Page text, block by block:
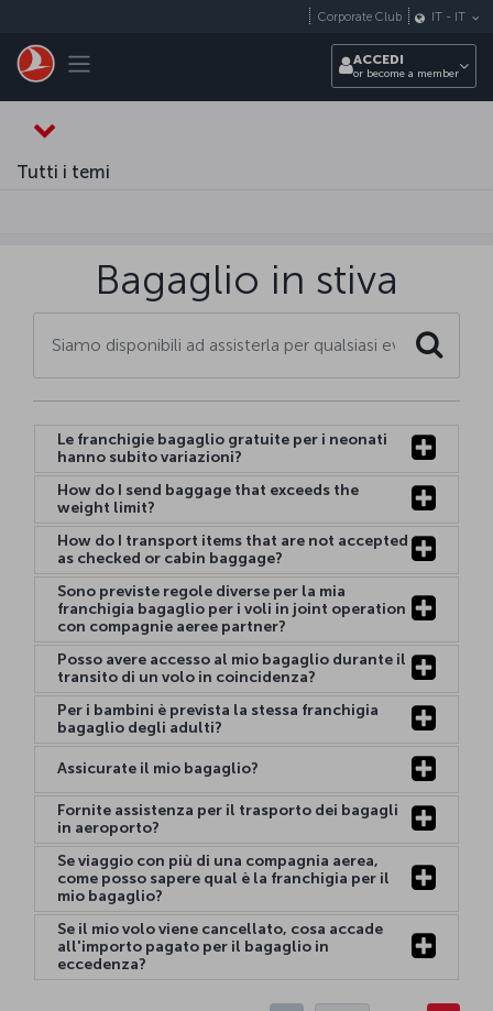
Toggle navigation
Corporate Club IT - IT
ACCEDI
or become a member
Tutti i temi
Bagaglio in stiva
Search
Le franchigie bagaglio gratuite per i neonati
hanno subito variazioni?
How do I send baggage that exceeds the
weight limit?
How do I transport items that are not accepted
as checked or cabin baggage?
Sono previste regole diverse per la mia
franchigia bagaglio per i voli in joint operation
con compagnie aeree partner?
Posso avere accesso al mio bagaglio durante il
transito di un volo in coincidenza?
Per i bambini è prevista la stessa franchigia
bagaglio degli adulti?
Assicurate il mio bagaglio?
Fornite assistenza per il trasporto dei bagagli
in aeroporto?
Se viaggio con più di una compagnia aerea,
come posso sapere qual è la franchigia per il
mio bagaglio?
Se il mio volo viene cancellato, cosa accade
all'importo pagato per il bagaglio in
eccedenza?